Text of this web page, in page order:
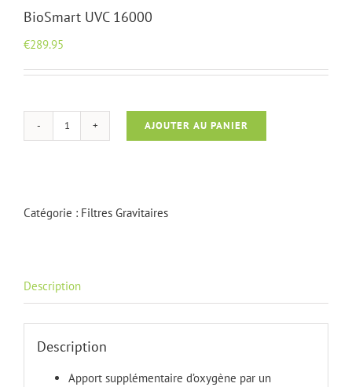
BioSmart UVC 16000
€289.95
quantité
16000
AJOUTER AU PANIER
Catégorie : Filtres Gravitaires
Description
Description
Apport supplémentaire d’oxygène par un